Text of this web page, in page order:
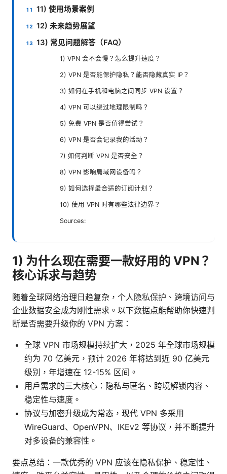
11) 使用场景案例
12) 未来趋势展望
13) 常见问题解答（FAQ）
1) VPN 会不会慢？怎么提升速度？
2) VPN 是否能保护隐私？能否隐藏真实 IP？
3) 如何在手机和电脑之间同步 VPN 设置？
4) VPN 可以绕过地理限制吗？
5) 免费 VPN 是否值得尝试？
6) VPN 是否会记录我的活动？
7) 如何判断 VPN 是否安全？
8) VPN 影响局域网设备吗？
9) 如何选择最合适的订阅计划？
10) 使用 VPN 时有哪些法律边界？
Sources:
1) 为什么现在需要一款好用的 VPN？
核心诉求与趋势
随着全球网络治理日趋复杂，个人隐私保护、跨境访问与
企业数据安全成为刚性需求。以下数据点能帮助你快速判
断是否需要升级你的 VPN 方案：
全球 VPN 市场规模持续扩大，2025 年全球市场规模
约为 70 亿美元，预计 2026 年将达到近 90 亿美元
级别，年增速在 12-15% 区间。
用户需求的三大核心：隐私与匿名、跨境解锁内容、
稳定性与速度。
协议与加密升级成为常态，现代 VPN 多采用
WireGuard、OpenVPN、IKEv2 等协议，并不断提升
对多设备的兼容性。
要点总结：一款优秀的 VPN 应该在隐私保护、稳定性、